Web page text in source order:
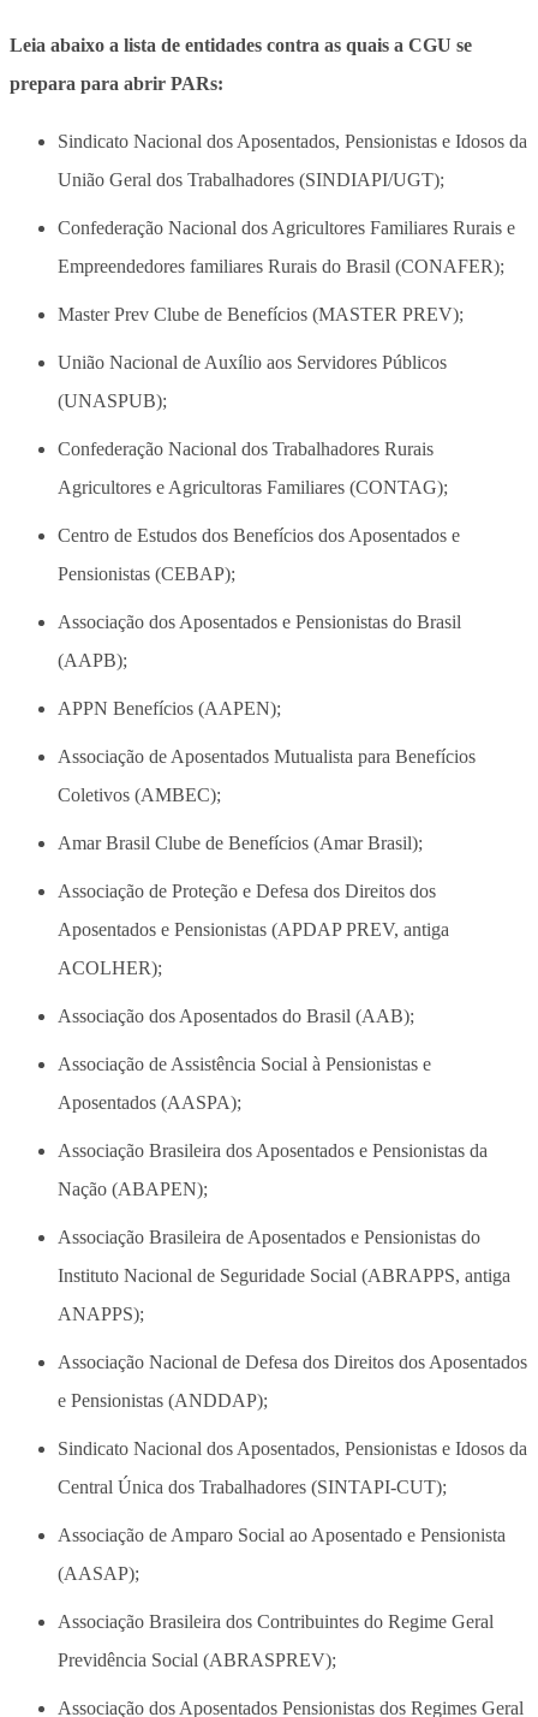
Leia abaixo a lista de entidades contra as quais a CGU se
prepara para abrir PARs:
Sindicato Nacional dos Aposentados, Pensionistas e Idosos da
União Geral dos Trabalhadores (SINDIAPI/UGT);
Confederação Nacional dos Agricultores Familiares Rurais e
Empreendedores familiares Rurais do Brasil (CONAFER);
Master Prev Clube de Benefícios (MASTER PREV);
União Nacional de Auxílio aos Servidores Públicos
(UNASPUB);
Confederação Nacional dos Trabalhadores Rurais
Agricultores e Agricultoras Familiares (CONTAG);
Centro de Estudos dos Benefícios dos Aposentados e
Pensionistas (CEBAP);
Associação dos Aposentados e Pensionistas do Brasil
(AAPB);
APPN Benefícios (AAPEN);
Associação de Aposentados Mutualista para Benefícios
Coletivos (AMBEC);
Amar Brasil Clube de Benefícios (Amar Brasil);
Associação de Proteção e Defesa dos Direitos dos
Aposentados e Pensionistas (APDAP PREV, antiga
ACOLHER);
Associação dos Aposentados do Brasil (AAB);
Associação de Assistência Social à Pensionistas e
Aposentados (AASPA);
Associação Brasileira dos Aposentados e Pensionistas da
Nação (ABAPEN);
Associação Brasileira de Aposentados e Pensionistas do
Instituto Nacional de Seguridade Social (ABRAPPS, antiga
ANAPPS);
Associação Nacional de Defesa dos Direitos dos Aposentados
e Pensionistas (ANDDAP);
Sindicato Nacional dos Aposentados, Pensionistas e Idosos da
Central Única dos Trabalhadores (SINTAPI-CUT);
Associação de Amparo Social ao Aposentado e Pensionista
(AASAP);
Associação Brasileira dos Contribuintes do Regime Geral
Previdência Social (ABRASPREV);
Associação dos Aposentados Pensionistas dos Regimes Geral